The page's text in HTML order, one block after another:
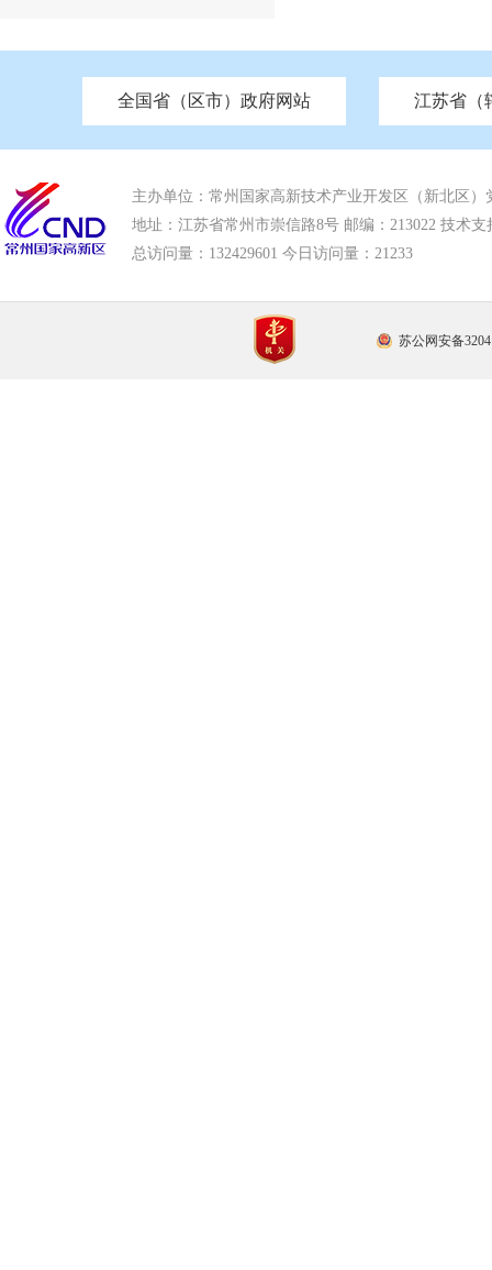
全国省（区市）政府网站
北京 天津 重庆 河南 河北 山西
江苏省（
中国江苏 南京市政府 苏州市政府 无锡
市发改委 市工信局 市教育局 市科技局 市
市应急管理局 市审计局 市外事办 市生态
主办单位：常州国家高新技术产业开发区（新北区）
地址：江苏省常州市崇信路8号 邮编：213022 技术支
总访问量： 132429601 今日访问量： 21233
苏公网安备